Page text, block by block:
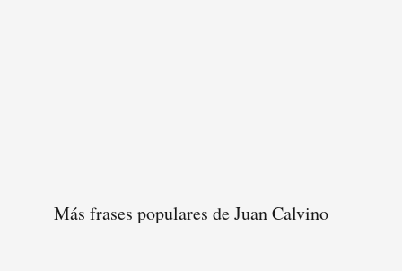
Más frases populares de Juan Calvino